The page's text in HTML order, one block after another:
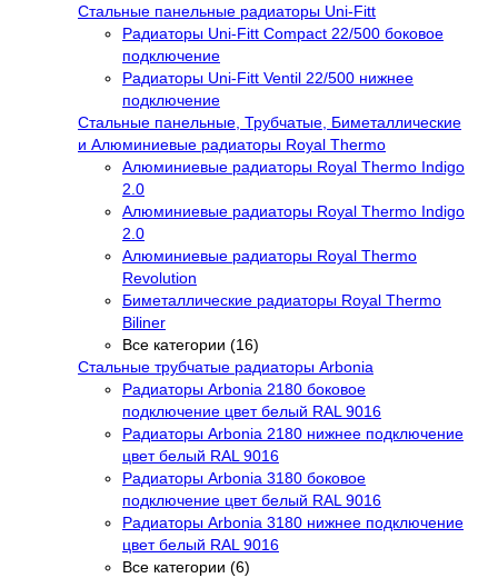
Стальные панельные радиаторы Uni-Fitt
Радиаторы Uni-Fitt Compact 22/500 боковое
подключение
Радиаторы Uni-Fitt Ventil 22/500 нижнее
подключение
Стальные панельные, Трубчатые, Биметаллические
и Алюминиевые радиаторы Royal Thermo
Алюминиевые радиаторы Royal Thermo Indigo
2.0
Алюминиевые радиаторы Royal Thermo Indigo
2.0
Алюминиевые радиаторы Royal Thermo
Revolution
Биметаллические радиаторы Royal Thermo
Biliner
Все категории (16)
Стальные трубчатые радиаторы Arbonia
Радиаторы Arbonia 2180 боковое
подключение цвет белый RAL 9016
Радиаторы Arbonia 2180 нижнее подключение
цвет белый RAL 9016
Радиаторы Arbonia 3180 боковое
подключение цвет белый RAL 9016
Радиаторы Arbonia 3180 нижнее подключение
цвет белый RAL 9016
Все категории (6)